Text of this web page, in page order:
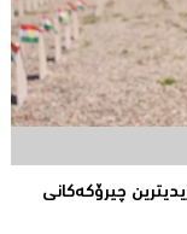
چیرۆكەكانی